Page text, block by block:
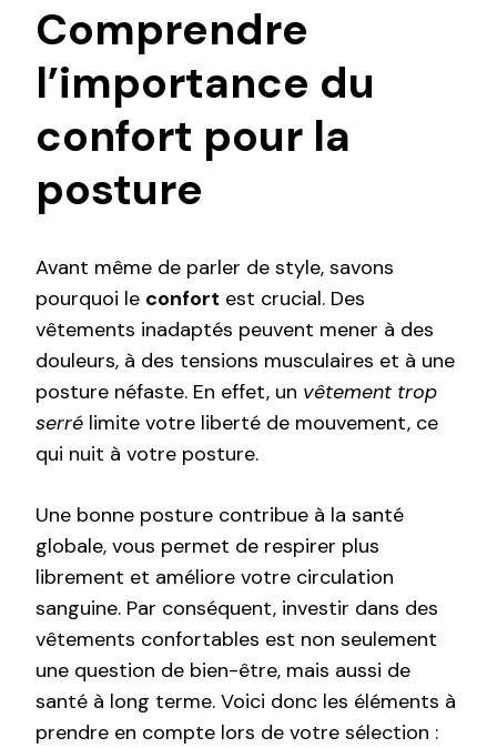
Comprendre
l’importance du
confort pour la
posture
Avant même de parler de style, savons
pourquoi le confort est crucial. Des
vêtements inadaptés peuvent mener à des
douleurs, à des tensions musculaires et à une
posture néfaste. En effet, un vêtement trop
serré limite votre liberté de mouvement, ce
qui nuit à votre posture.
Une bonne posture contribue à la santé
globale, vous permet de respirer plus
librement et améliore votre circulation
sanguine. Par conséquent, investir dans des
vêtements confortables est non seulement
une question de bien-être, mais aussi de
santé à long terme. Voici donc les éléments à
prendre en compte lors de votre sélection :